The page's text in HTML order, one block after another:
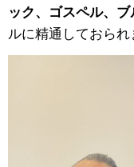
ック、ゴスペル、
ルに精通しておられ